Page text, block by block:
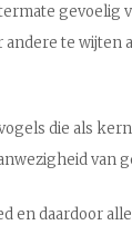
te
die als
van
daardoor